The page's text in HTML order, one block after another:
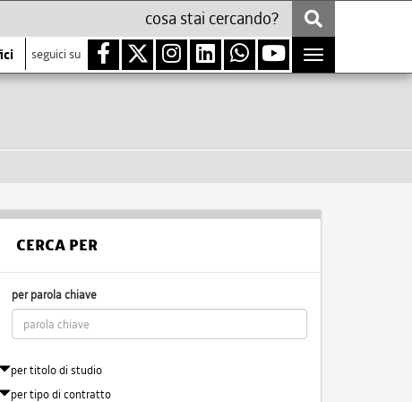
seguici su
Toggle
navigation
CERCA PER
per parola chiave
per titolo di studio
per tipo di contratto